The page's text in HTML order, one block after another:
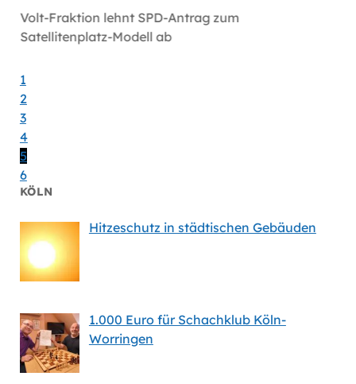
Volt-Fraktion lehnt SPD-Antrag zum
Satellitenplatz-Modell ab
1
2
3
4
5
6
KÖLN
Hitzeschutz in städtischen Gebäuden
1.000 Euro für Schachklub Köln-
Worringen